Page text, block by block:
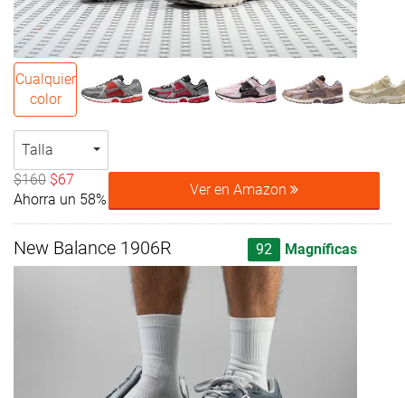
Cualquier
color
Talla
$160 $67
Ahorra un 58%
Ver en Amazon
New Balance 1906R 92 Magníficas